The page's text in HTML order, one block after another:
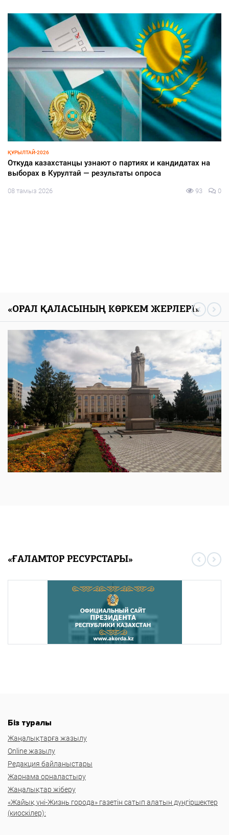
ҚҰРЫЛТАЙ-2026
Откуда казахстанцы узнают о партиях и кандидатах на
выборах в Курултай — результаты опроса
08 тамыз 2026 93 0
«ОРАЛ ҚАЛАСЫНЫҢ КӨРКЕМ ЖЕРЛЕРІ»
«ҒАЛАМТОР РЕСУРСТАРЫ»
Біз туралы
Жаңалықтарға жазылу
Online жазылу
Редакция байланыстары
Жарнама орналастыру
Жаңалықтар жіберу
«Жайық үні-Жизнь города» газетін сатып алатын дүңгіршектер
(киоскілер):